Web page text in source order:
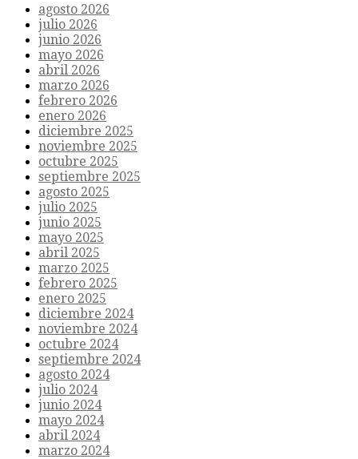
agosto 2026
julio 2026
junio 2026
mayo 2026
abril 2026
marzo 2026
febrero 2026
enero 2026
diciembre 2025
noviembre 2025
octubre 2025
septiembre 2025
agosto 2025
julio 2025
junio 2025
mayo 2025
abril 2025
marzo 2025
febrero 2025
enero 2025
diciembre 2024
noviembre 2024
octubre 2024
septiembre 2024
agosto 2024
julio 2024
junio 2024
mayo 2024
abril 2024
marzo 2024